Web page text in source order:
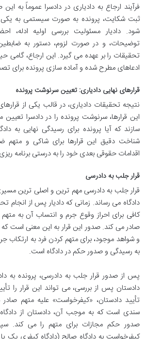
فرآیند ارجاع به دادیاری در دادسرا عموماً به
ثبت شکایت، پرونده به صورت سیستمی به یکی
شود. دادیار مسئولیت بررسی اولیه ادله،
توضیحات، و در صورت لزوم، دستور به
تحقیقات را بر عهده می گیرد. این ارجاع، گامی
ادعاهای مطرح شده و آماده سازی پرونده برای
قرارهای نهایی دادیاری: تعیین سرنوشت پرونده
نتیجه تحقیقات دادیاری، در قالب یکی از
این قرارها، سرنوشت پرونده را در دادسرا
سازند که آیا پرونده برای رسیدگی نهایی به
شناخت دقیق این قرارها برای شاکی و متهم
اقدامات حقوقی بعدی خود را به درستی برنامه
قرار جلب به دادرسی
قرار جلب به دادرسی مهم ترین و اصلی ترین
دادگاه می رساند. زمانی که دادیار پس از انجام
کافی برای احراز وقوع جرم و انتساب آن به متهم
صادر می کند. صدور این قرار به این معنی است که
و شواهد موجود، برای متهم کردن فرد به ارتکاب
به رسیدگی و صدور حکم در دادگاه است.
پس از صدور قرار جلب به دادرسی، پرونده به
دادستان پس از بررسی، می تواند این قرار را
تأیید دادستان، «کیفرخواست» علیه متهم
سندی است که به موجب آن، دادستان از
صدور حکم مجازات برای متهم را می کند.